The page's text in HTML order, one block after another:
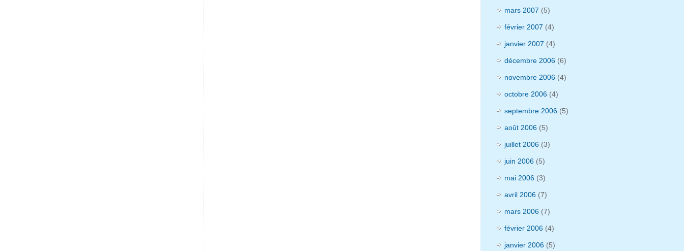
mars 2007 (5)
février 2007 (4)
janvier 2007 (4)
décembre 2006 (6)
novembre 2006 (4)
octobre 2006 (4)
septembre 2006 (5)
août 2006 (5)
juillet 2006 (3)
juin 2006 (5)
mai 2006 (3)
avril 2006 (7)
mars 2006 (7)
février 2006 (4)
janvier 2006 (5)